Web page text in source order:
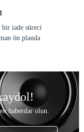
iade süreci
ön planda
haberdar olun.